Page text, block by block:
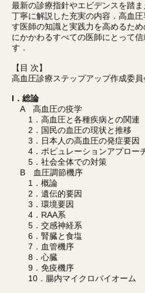
最新の診療指針やエビデンスを踏
丁寧に解説した充実の内容．高血
す医師の知識と実践力を高めるた
にかかわるすべての医師にとって
す．
【目 次】
高血圧診療ステップアップ作成委
I．総論
A 高血圧の疫学
1．高血圧と各種疾病との関連
2．国民の血圧の現状と推移
3．日本人の高血圧の発症要因
4．ポピュレーションアプロー
5．社会全体での対策
B 血圧調節機序
1．概論
2．遺伝的要因
3．環境要因
4．RAA系
5．交感神経系
6．腎臓と食塩
7．血管機序
8．心臓
9．免疫機序
10．腸内マイクロバイオーム